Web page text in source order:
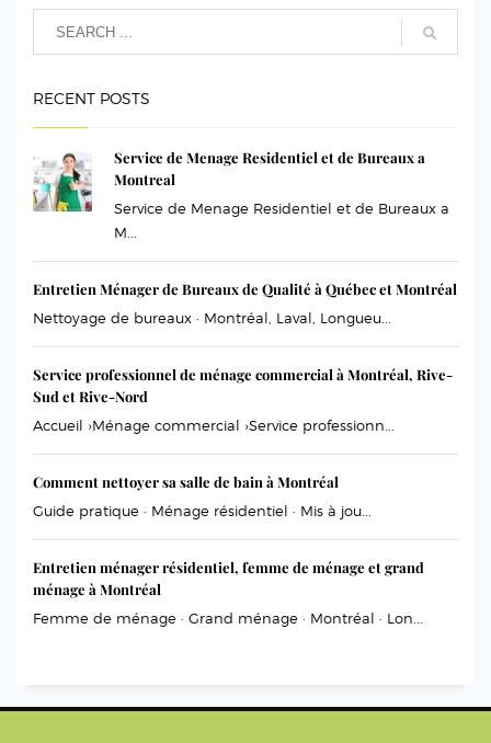
RECENT POSTS
Service de Menage Residentiel et de Bureaux a
Montreal
Service de Menage Residentiel et de Bureaux a
M...
Entretien Ménager de Bureaux de Qualité à Québec et Montréal
Nettoyage de bureaux · Montréal, Laval, Longueu...
Service professionnel de ménage commercial à Montréal, Rive-
Sud et Rive-Nord
Accueil ›Ménage commercial ›Service professionn...
Comment nettoyer sa salle de bain à Montréal
Guide pratique · Ménage résidentiel · Mis à jou...
Entretien ménager résidentiel, femme de ménage et grand
ménage à Montréal
Femme de ménage · Grand ménage · Montréal · Lon...